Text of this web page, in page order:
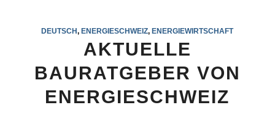
DEUTSCH,ENERGIESCHWEIZ,ENERGIEWIRTSCHAFT
AKTUELLE
BAURATGEBER VON
ENERGIESCHWEIZ